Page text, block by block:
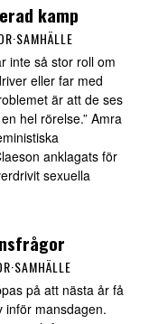
kamp
·SAMHÄLLE
inte så stor roll om
eller far med
är att de ses
hel rörelse.” Amra
anklagats för
sexuella
·SAMHÄLLE
på att nästa år få
inför mansdagen.